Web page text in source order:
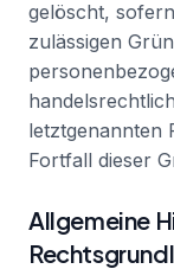
gelöscht,
zulässigen
letztgenannten
Fortfall dieser
Allgemeine